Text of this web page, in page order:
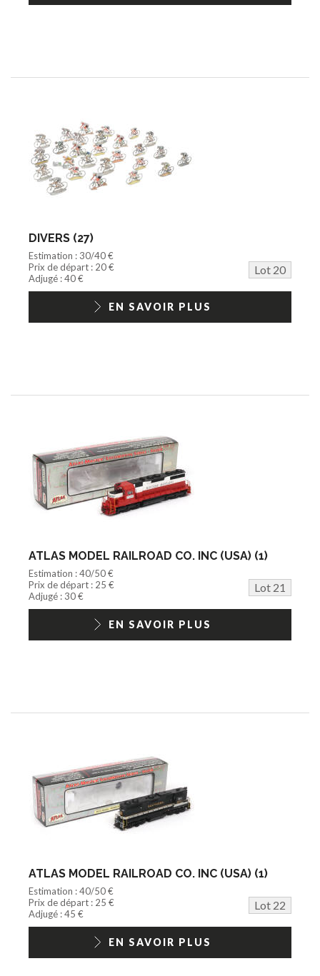
DIVERS (27)
Estimation : 30/40 €
Prix de départ : 20 €
Lot 20
Adjugé : 40 €
EN SAVOIR PLUS
ATLAS MODEL RAILROAD CO. INC (USA) (1)
Estimation : 40/50 €
Prix de départ : 25 €
Lot 21
Adjugé : 30 €
EN SAVOIR PLUS
ATLAS MODEL RAILROAD CO. INC (USA) (1)
Estimation : 40/50 €
Prix de départ : 25 €
Lot 22
Adjugé : 45 €
EN SAVOIR PLUS